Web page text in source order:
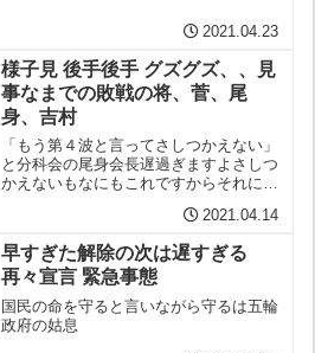
む」と言うのは勝手だが、もし抑え込め
いんでしたね。。政府 緊...
2021.04.23
様子見 後手後手 グズグズ、、見
事なまでの敗戦の将、菅、尾
身、吉村
「もう第４波と言ってさしつかえない」
と分科会の尾身会長遅過ぎますよさしつ
かえないもなにもこれですからそれにま
見極めると菅総理だが大して効果のあろ
うはずもない集団感染の発生は他の方が
多いのだから！尾身会長が...
2021.04.14
早すぎた解除の次は遅すぎる
再々宣言 緊急事態
国民の命を守ると言いながら守るは五輪
政府の姑息